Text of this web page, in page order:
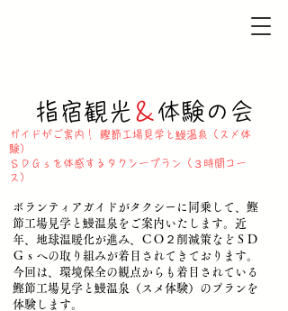
​指宿観光 ＆ 体験の会
ガイドがご案内！ 鰹節工場見学と鰻温泉（スメ体
験）
ＳＤＧｓを体感するタクシープラン（３時間コー
ス）
ボランティアガイドがタクシーに同乗して、鰹
節工場見学と鰻温泉をご案内いたします。近
年、地球温暖化が進み、ＣＯ２削減策などＳＤ
Ｇｓへの取り組みが着目されてきております。
今回は、環境保全の観点からも着目されている
鰹節工場見学と鰻温泉（スメ体験）のプランを
体験します。